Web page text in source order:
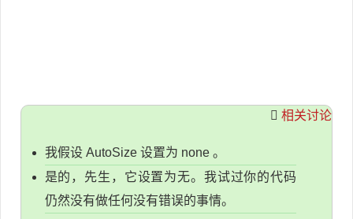
相关讨论
我假设 AutoSize 设置为 none 。
是的，先生，它设置为无。我试过你的代码
仍然没有做任何没有错误的事情。